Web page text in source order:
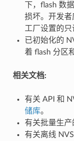
下，flash 数
损坏。开发
工厂设置的只
已初始化的
着 flash 分区
相关文档:
有关 API 和
储库。
有关批量生产
有关离线